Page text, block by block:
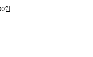
원